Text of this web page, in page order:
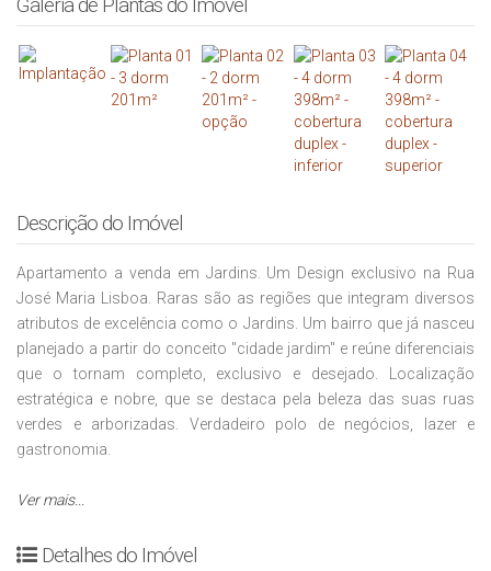
Galeria de Plantas do Imóvel
Descrição do Imóvel
Apartamento a venda em Jardins. Um Design exclusivo na Rua
José Maria Lisboa. Raras são as regiões que integram diversos
atributos de excelência como o Jardins. Um bairro que já nasceu
planejado a partir do conceito "cidade jardim" e reúne diferenciais
que o tornam completo, exclusivo e desejado. Localização
estratégica e nobre, que se destaca pela beleza das suas ruas
verdes e arborizadas. Verdadeiro polo de negócios, lazer e
gastronomia.
A imobiliáriaItaliana Consultoria é especialista em apartamentos
contato WhatsApp (11)95116.2558. Encontre as melhores
Ver mais...
Detalhes do Imóvel